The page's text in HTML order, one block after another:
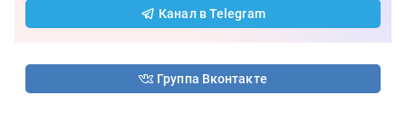
Канал в Telegram
Группа Вконтакте